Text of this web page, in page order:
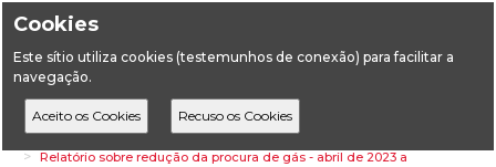
Cookies
Este sítio utiliza cookies (testemunhos de conexão) para facilitar a
navegação.
HomeDestaques
Energia
Relatório sobre redução da procura de gás - abril de 2023 a